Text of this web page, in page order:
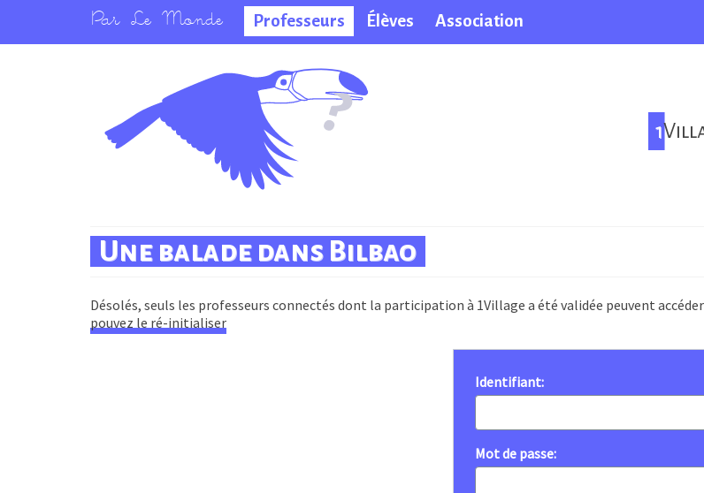
Professeurs Élèves Association
La salle des
professeurs
Une balade dans Bilbao
Désolés, seuls les professeurs connectés dont la participation à 1Village a été validée peuvent
pouvez le ré-initialiser
Identifiant:
Mot de passe: